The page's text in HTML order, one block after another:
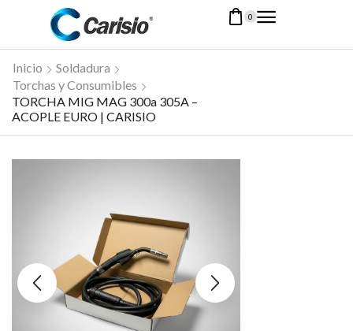
0
Inicio
Soldadura
Torchas y Consumibles
TORCHA MIG MAG 300a 305A –
ACOPLE EURO | CARISIO